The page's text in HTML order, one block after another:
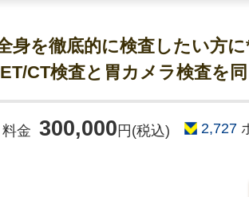
身を徹底的に検査したい方
CT検査と胃カメラ検査を
料金 300,000円(税込) 2,727